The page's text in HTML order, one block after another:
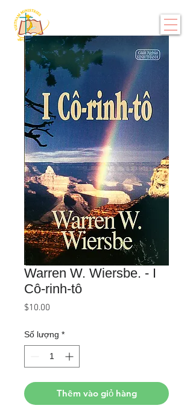
Warren W. Wiersbe. - I
Cô-rinh-tô
$10.00
Số lượng *
Thêm vào giỏ hàng